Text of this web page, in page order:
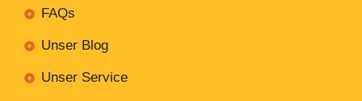
FAQs
Unser Blog
Unser Service